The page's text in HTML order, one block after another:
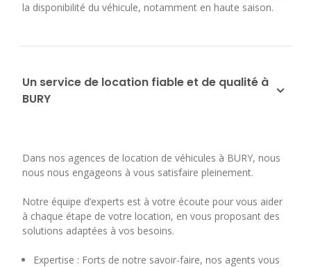
la disponibilité du véhicule, notamment en haute saison.
Un service de location fiable et de qualité à
BURY
Dans nos agences de location de véhicules à BURY, nous
nous nous engageons à vous satisfaire pleinement.
Notre équipe d’experts est à votre écoute pour vous aider
à chaque étape de votre location, en vous proposant des
solutions adaptées à vos besoins.
Expertise : Forts de notre savoir-faire, nos agents vous